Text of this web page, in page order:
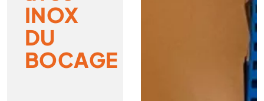
INOX
DU
BOCAGE